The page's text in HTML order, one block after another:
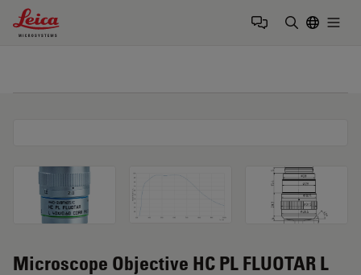
Leica Microsystems Logo
Microscope Objective HC PL FLUOTAR L